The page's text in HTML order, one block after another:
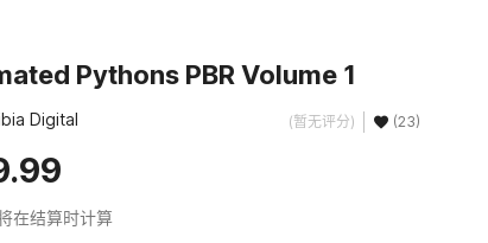
Pythons PBR Volume 1
Digital (暂无评分) (23)
在结算时计算